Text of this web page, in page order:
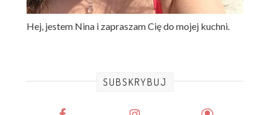
Hej, jestem Nina i zapraszam Cię do mojej kuchni.
SUBSKRYBUJ